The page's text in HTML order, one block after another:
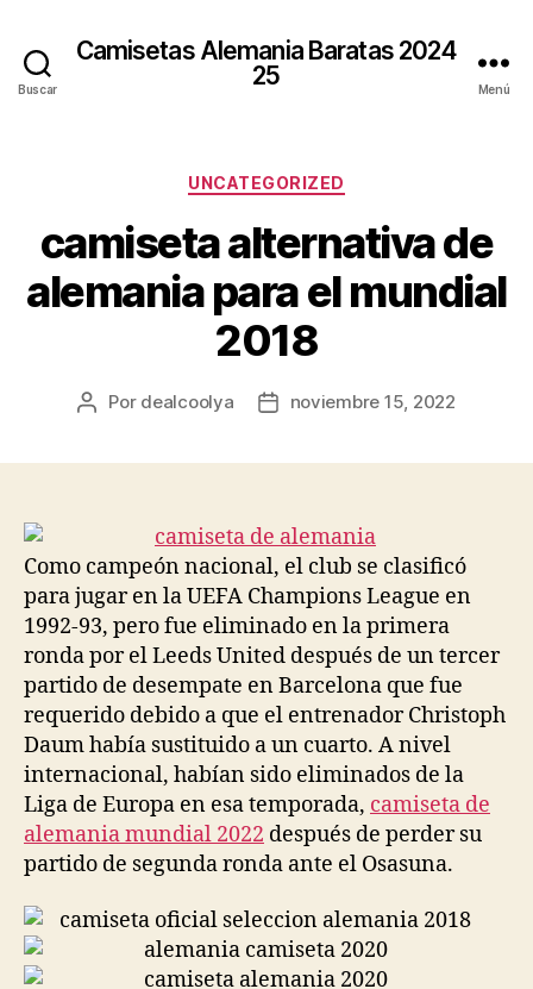
Buscar
Camisetas Alemania Baratas 2024
25
Menú
Categorías
UNCATEGORIZED
camiseta alternativa de
alemania para el mundial
2018
Autor
Por dealcoolya
Fechanoviembre 15, 2022
Como campeón nacional, el club se clasificó
para jugar en la UEFA Champions League en
1992-93, pero fue eliminado en la primera
ronda por el Leeds United después de un tercer
partido de desempate en Barcelona que fue
requerido debido a que el entrenador Christoph
Daum había sustituido a un cuarto. A nivel
internacional, habían sido eliminados de la
Liga de Europa en esa temporada, camiseta de
alemania mundial 2022 después de perder su
partido de segunda ronda ante el Osasuna.